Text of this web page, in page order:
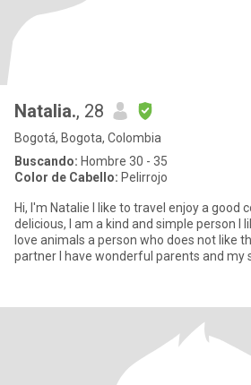
Natalia., 28
Bogotá, Bogota, Colombia
Buscando: Hombre 30 - 35
Color de Cabello: Pelirrojo
Hi, I'm Natalie I like to travel enjoy a good
delicious, I am a kind and simple person I
love animals a person who does not like
partner I have wonderful parents and my